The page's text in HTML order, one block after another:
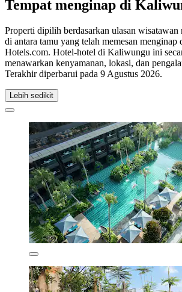
Tempat menginap di
Properti dipilih berdasarkan ulasan wisatawan
di antara tamu yang telah memesan
Hotels.com. Hotel-hotel di Kaliwungu ini
menawarkan kenyamanan, lokasi, dan
Terakhir diperbarui pada 9 Agustus 2026.
Lebih sedikit